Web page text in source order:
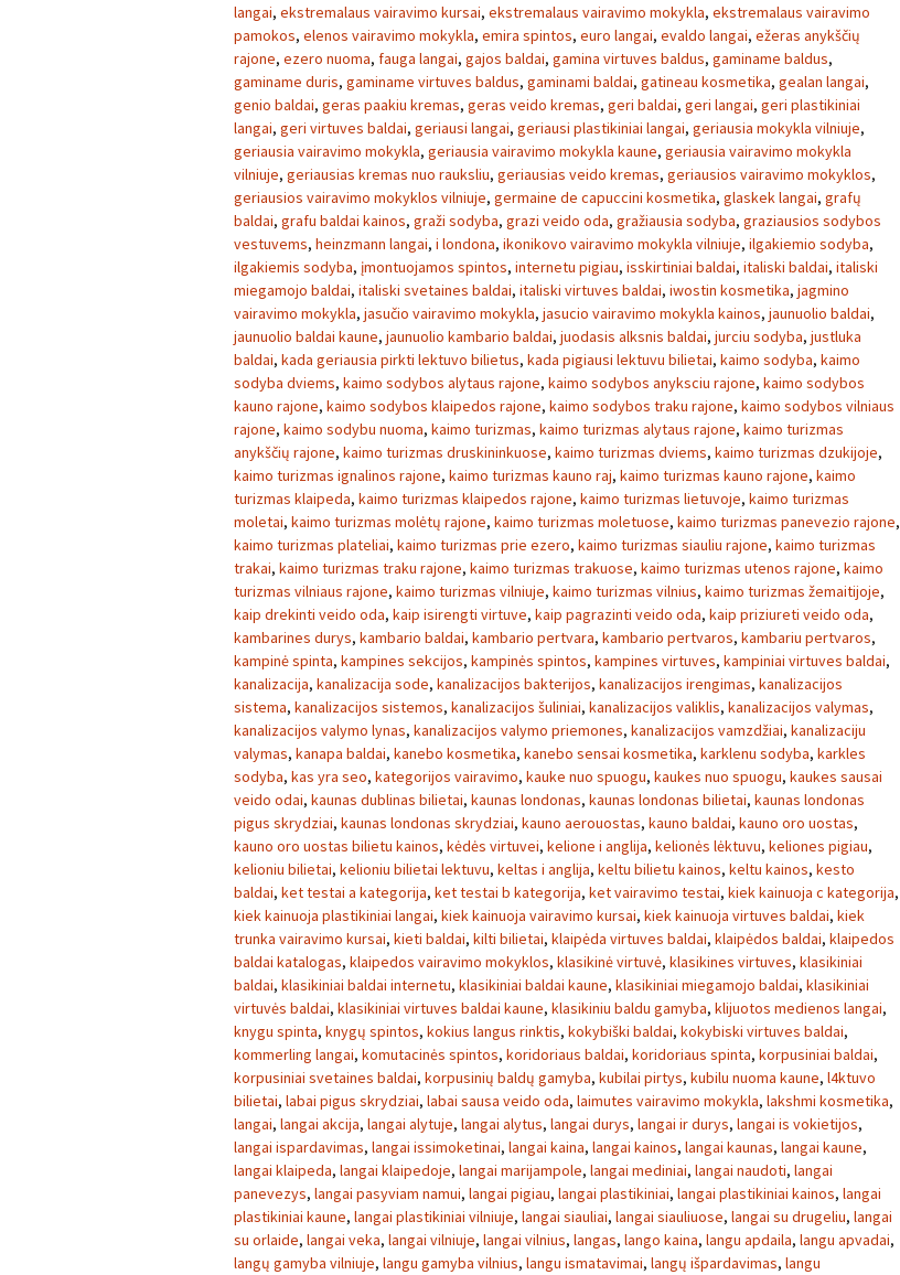
langai, ekstremalaus vairavimo kursai, ekstremalaus vairavimo mokykla, ekstremalaus vairavimo
pamokos, elenos vairavimo mokykla, emira spintos, euro langai, evaldo langai, ežeras anykščių
rajone, ezero nuoma, fauga langai, gajos baldai, gamina virtuves baldus, gaminame baldus,
gaminame duris, gaminame virtuves baldus, gaminami baldai, gatineau kosmetika, gealan langai,
genio baldai, geras paakiu kremas, geras veido kremas, geri baldai, geri langai, geri plastikiniai
langai, geri virtuves baldai, geriausi langai, geriausi plastikiniai langai, geriausia mokykla vilniuje,
geriausia vairavimo mokykla, geriausia vairavimo mokykla kaune, geriausia vairavimo mokykla
vilniuje, geriausias kremas nuo rauksliu, geriausias veido kremas, geriausios vairavimo mokyklos,
geriausios vairavimo mokyklos vilniuje, germaine de capuccini kosmetika, glaskek langai, grafų
baldai, grafu baldai kainos, graži sodyba, grazi veido oda, gražiausia sodyba, graziausios sodybos
vestuvems, heinzmann langai, i londona, ikonikovo vairavimo mokykla vilniuje, ilgakiemio sodyba,
ilgakiemis sodyba, įmontuojamos spintos, internetu pigiau, isskirtiniai baldai, italiski baldai, italiski
miegamojo baldai, italiski svetaines baldai, italiski virtuves baldai, iwostin kosmetika, jagmino
vairavimo mokykla, jasučio vairavimo mokykla, jasucio vairavimo mokykla kainos, jaunuolio baldai,
jaunuolio baldai kaune, jaunuolio kambario baldai, juodasis alksnis baldai, jurciu sodyba, justluka
baldai, kada geriausia pirkti lektuvo bilietus, kada pigiausi lektuvu bilietai, kaimo sodyba, kaimo
sodyba dviems, kaimo sodybos alytaus rajone, kaimo sodybos anyksciu rajone, kaimo sodybos
kauno rajone, kaimo sodybos klaipedos rajone, kaimo sodybos traku rajone, kaimo sodybos vilniaus
rajone, kaimo sodybu nuoma, kaimo turizmas, kaimo turizmas alytaus rajone, kaimo turizmas
anykščių rajone, kaimo turizmas druskininkuose, kaimo turizmas dviems, kaimo turizmas dzukijoje,
kaimo turizmas ignalinos rajone, kaimo turizmas kauno raj, kaimo turizmas kauno rajone, kaimo
turizmas klaipeda, kaimo turizmas klaipedos rajone, kaimo turizmas lietuvoje, kaimo turizmas
moletai, kaimo turizmas molėtų rajone, kaimo turizmas moletuose, kaimo turizmas panevezio rajone,
kaimo turizmas plateliai, kaimo turizmas prie ezero, kaimo turizmas siauliu rajone, kaimo turizmas
trakai, kaimo turizmas traku rajone, kaimo turizmas trakuose, kaimo turizmas utenos rajone, kaimo
turizmas vilniaus rajone, kaimo turizmas vilniuje, kaimo turizmas vilnius, kaimo turizmas žemaitijoje,
kaip drekinti veido oda, kaip isirengti virtuve, kaip pagrazinti veido oda, kaip priziureti veido oda,
kambarines durys, kambario baldai, kambario pertvara, kambario pertvaros, kambariu pertvaros,
kampinė spinta, kampines sekcijos, kampinės spintos, kampines virtuves, kampiniai virtuves baldai,
kanalizacija, kanalizacija sode, kanalizacijos bakterijos, kanalizacijos irengimas, kanalizacijos
sistema, kanalizacijos sistemos, kanalizacijos šuliniai, kanalizacijos valiklis, kanalizacijos valymas,
kanalizacijos valymo lynas, kanalizacijos valymo priemones, kanalizacijos vamzdžiai, kanalizaciju
valymas, kanapa baldai, kanebo kosmetika, kanebo sensai kosmetika, karklenu sodyba, karkles
sodyba, kas yra seo, kategorijos vairavimo, kauke nuo spuogu, kaukes nuo spuogu, kaukes sausai
veido odai, kaunas dublinas bilietai, kaunas londonas, kaunas londonas bilietai, kaunas londonas
pigus skrydziai, kaunas londonas skrydziai, kauno aerouostas, kauno baldai, kauno oro uostas,
kauno oro uostas bilietu kainos, kėdės virtuvei, kelione i anglija, kelionės lėktuvu, keliones pigiau,
kelioniu bilietai, kelioniu bilietai lektuvu, keltas i anglija, keltu bilietu kainos, keltu kainos, kesto
baldai, ket testai a kategorija, ket testai b kategorija, ket vairavimo testai, kiek kainuoja c kategorija,
kiek kainuoja plastikiniai langai, kiek kainuoja vairavimo kursai, kiek kainuoja virtuves baldai, kiek
trunka vairavimo kursai, kieti baldai, kilti bilietai, klaipėda virtuves baldai, klaipėdos baldai, klaipedos
baldai katalogas, klaipedos vairavimo mokyklos, klasikinė virtuvė, klasikines virtuves, klasikiniai
baldai, klasikiniai baldai internetu, klasikiniai baldai kaune, klasikiniai miegamojo baldai, klasikiniai
virtuvės baldai, klasikiniai virtuves baldai kaune, klasikiniu baldu gamyba, klijuotos medienos langai,
knygu spinta, knygų spintos, kokius langus rinktis, kokybiški baldai, kokybiski virtuves baldai,
kommerling langai, komutacinės spintos, koridoriaus baldai, koridoriaus spinta, korpusiniai baldai,
korpusiniai svetaines baldai, korpusinių baldų gamyba, kubilai pirtys, kubilu nuoma kaune, l4ktuvo
bilietai, labai pigus skrydziai, labai sausa veido oda, laimutes vairavimo mokykla, lakshmi kosmetika,
langai, langai akcija, langai alytuje, langai alytus, langai durys, langai ir durys, langai is vokietijos,
langai ispardavimas, langai issimoketinai, langai kaina, langai kainos, langai kaunas, langai kaune,
langai klaipeda, langai klaipedoje, langai marijampole, langai mediniai, langai naudoti, langai
panevezys, langai pasyviam namui, langai pigiau, langai plastikiniai, langai plastikiniai kainos, langai
plastikiniai kaune, langai plastikiniai vilniuje, langai siauliai, langai siauliuose, langai su drugeliu, langai
su orlaide, langai veka, langai vilniuje, langai vilnius, langas, lango kaina, langu apdaila, langu apvadai,
langų gamyba vilniuje, langu gamyba vilnius, langu ismatavimai, langų išpardavimas, langu